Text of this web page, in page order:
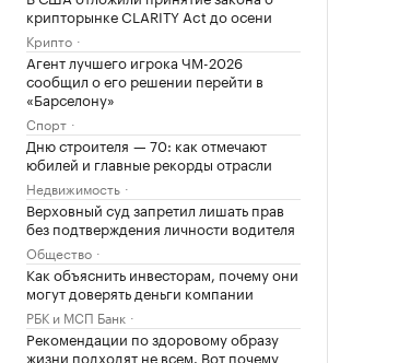
крипторынке CLARITY Act до осени
Крипто
Агент лучшего игрока ЧМ-2026
сообщил о его решении перейти в
«Барселону»
Спорт
Дню строителя — 70: как отмечают
юбилей и главные рекорды отрасли
Недвижимость
Верховный суд запретил лишать прав
без подтверждения личности водителя
Общество
Как объяснить инвесторам, почему они
могут доверять деньги компании
РБК и МСП Банк
Рекомендации по здоровому образу
жизни подходят не всем. Вот почему